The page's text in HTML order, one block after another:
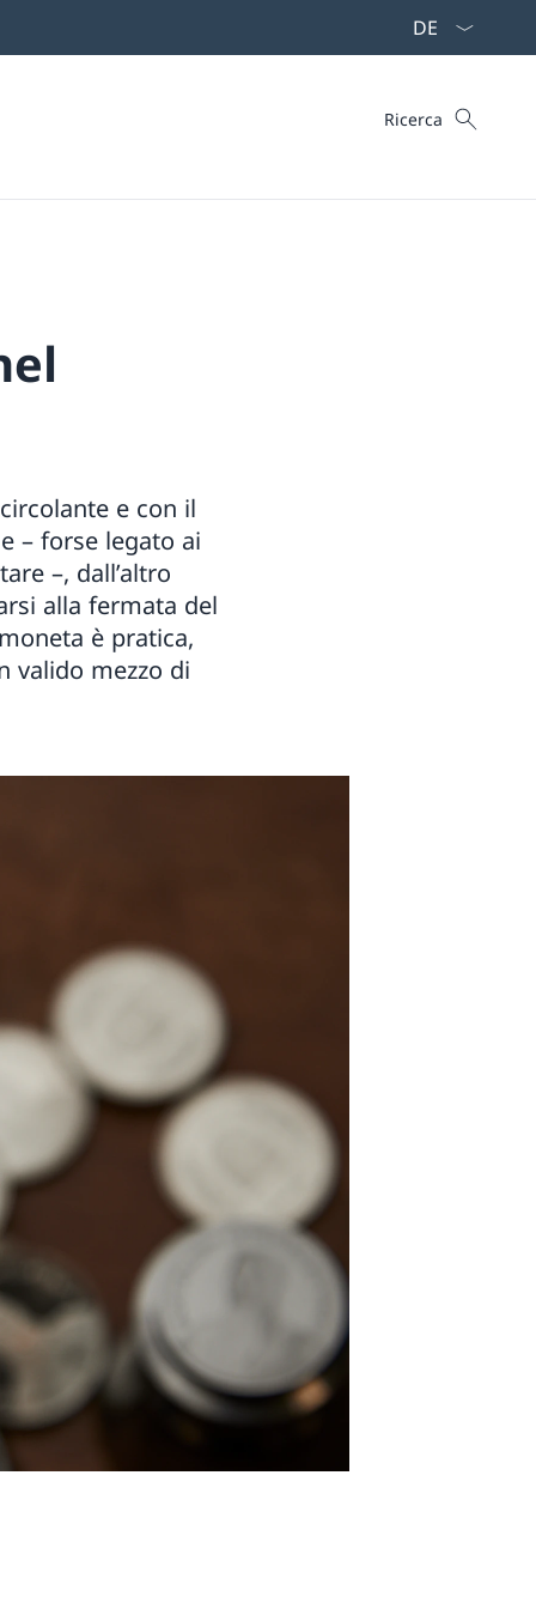
Cercare
Ricerca
e con il
– forse legato ai
–, dall’altro
alla fermata del
è pratica,
valido mezzo di